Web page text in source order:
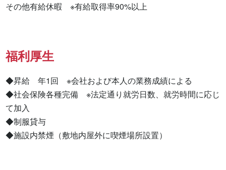
その他有給休暇　※有給取得率90%以上
福利厚生
◆昇給　年1回　※会社および本人の業務成績による
◆社会保険各種完備　※法定通り就労日数、就労時間に応じ
て加入
◆制服貸与
◆施設内禁煙（敷地内屋外に喫煙場所設置）